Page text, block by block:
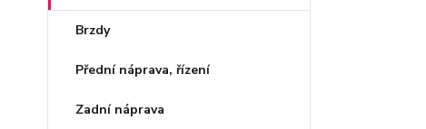
Brzdy
Přední náprava, řízení
Zadní náprava